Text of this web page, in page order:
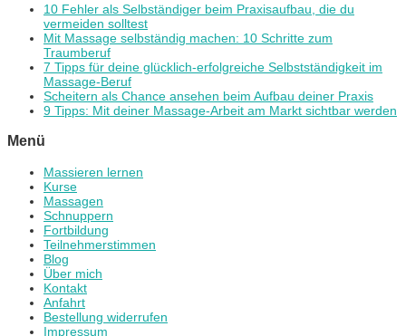
10 Fehler als Selbständiger beim Praxisaufbau, die du
vermeiden solltest
Mit Massage selbständig machen: 10 Schritte zum
Traumberuf
7 Tipps für deine glücklich-erfolgreiche Selbstständigkeit im
Massage-Beruf
Scheitern als Chance ansehen beim Aufbau deiner Praxis
9 Tipps: Mit deiner Massage-Arbeit am Markt sichtbar werden
Menü
Massieren lernen
Kurse
Massagen
Schnuppern
Fortbildung
Teilnehmerstimmen
Blog
Über mich
Kontakt
Anfahrt
Bestellung widerrufen
Impressum